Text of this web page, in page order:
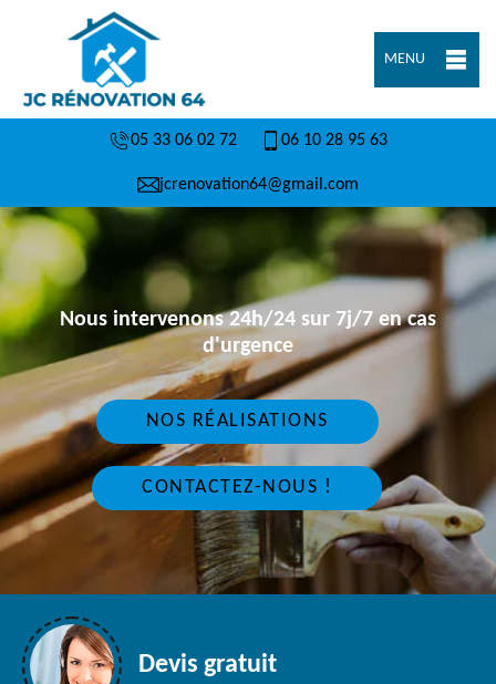
MENU
05 33 06 02 72 06 10 28 95 63
jcrenovation64@gmail.com
Nous intervenons 24h/24 sur 7j/7 en cas
d'urgence
NOS RÉALISATIONS
CONTACTEZ-NOUS !
Devis gratuit